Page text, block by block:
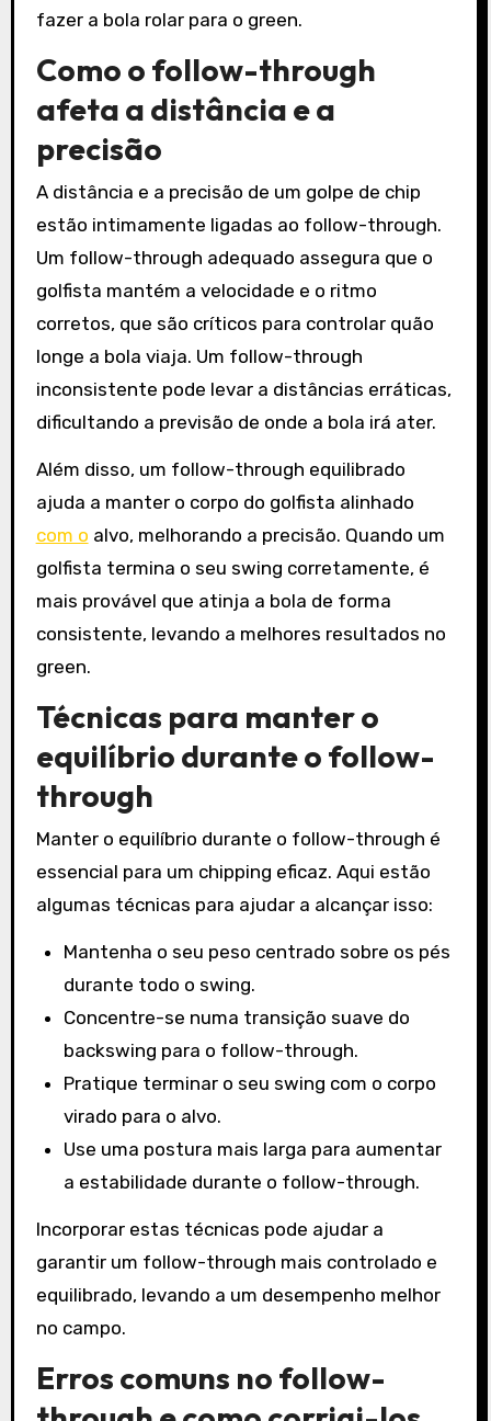
fazer a bola rolar para o green.
Como o follow-through
afeta a distância e a
precisão
A distância e a precisão de um golpe de chip
estão intimamente ligadas ao follow-through.
Um follow-through adequado assegura que o
golfista mantém a velocidade e o ritmo
corretos, que são críticos para controlar quão
longe a bola viaja. Um follow-through
inconsistente pode levar a distâncias erráticas,
dificultando a previsão de onde a bola irá ater.
Além disso, um follow-through equilibrado
ajuda a manter o corpo do golfista alinhado
com o alvo, melhorando a precisão. Quando um
golfista termina o seu swing corretamente, é
mais provável que atinja a bola de forma
consistente, levando a melhores resultados no
green.
Técnicas para manter o
equilíbrio durante o follow-
through
Manter o equilíbrio durante o follow-through é
essencial para um chipping eficaz. Aqui estão
algumas técnicas para ajudar a alcançar isso:
Mantenha o seu peso centrado sobre os pés
durante todo o swing.
Concentre-se numa transição suave do
backswing para o follow-through.
Pratique terminar o seu swing com o corpo
virado para o alvo.
Use uma postura mais larga para aumentar
a estabilidade durante o follow-through.
Incorporar estas técnicas pode ajudar a
garantir um follow-through mais controlado e
equilibrado, levando a um desempenho melhor
no campo.
Erros comuns no follow-